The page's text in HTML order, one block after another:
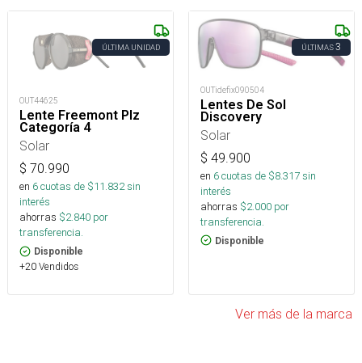
ÚLTIMA UNIDAD
OUT44625
Lente Freemont Plz
Categoría 4
Solar
$ 70.990
en 6cuotas de $11.832sin
interés
ahorras $2.840 por
transferencia.
Disponible
+20 Vendidos
ÚLTIMAS3
OUTidefix090504
Lentes De Sol
Discovery
Solar
$ 49.900
en 6cuotas de $8.317sin
interés
ahorras $2.000 por
transferencia.
Disponible
Ver más de la marca